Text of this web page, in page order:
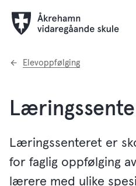
Du
Elevoppfølging
Læringssenteret er
for faglig oppfølging
lærere med ulike